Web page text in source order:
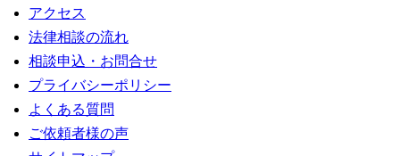
アクセス
法律相談の流れ
相談申込・お問合せ
プライバシーポリシー
よくある質問
ご依頼者様の声